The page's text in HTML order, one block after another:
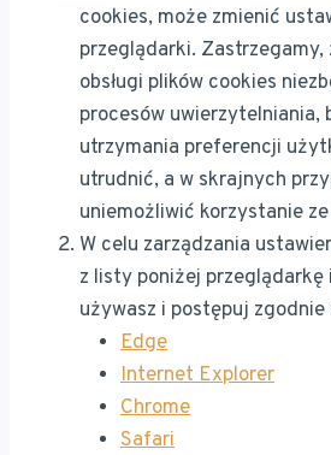
cookies, może zmienić
przeglądarki. Zastrzegamy,
obsługi plików cookies
procesów uwierzytelniania,
utrzymania preferencji
utrudnić, a w skrajnych
uniemożliwić korzystanie
W celu zarządzania
z listy poniżej
używasz i postępuj
Edge
Internet Explorer
Chrome
Safari